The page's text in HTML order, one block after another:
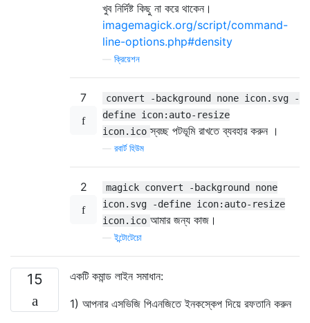
খুব নির্দিষ্ট কিছু না করে থাকেন।
imagemagick.org/script/command-
line-options.php#density
ক্রিয়েশন
7
convert -background none icon.svg -
define icon:auto-resize
icon.ico স্বচ্ছ পটভূমি রাখতে ব্যবহার করুন ।
রবার্ট হিউম
2
magick convert -background none
icon.svg -define icon:auto-resize
icon.ico আমার জন্য কাজ।
—ইন্টোটেচো
15
একটি কমান্ড লাইন সমাধান:
1) আপনার এসভিজি পিএনজিতে ইনকস্কেপ দিয়ে রফতানি করুন